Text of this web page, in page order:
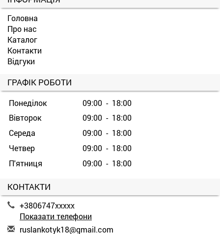
Головна
Про нас
Каталог
Контакти
Відгуки
ГРАФІК РОБОТИ
Понеділок
09:00 - 18:00
Вівторок
09:00 - 18:00
Середа
09:00 - 18:00
Четвер
09:00 - 18:00
П'ятниця
09:00 - 18:00
КОНТАКТИ
+3806747xxxxx
Показати телефони
ruslankotyk18@gmail.com